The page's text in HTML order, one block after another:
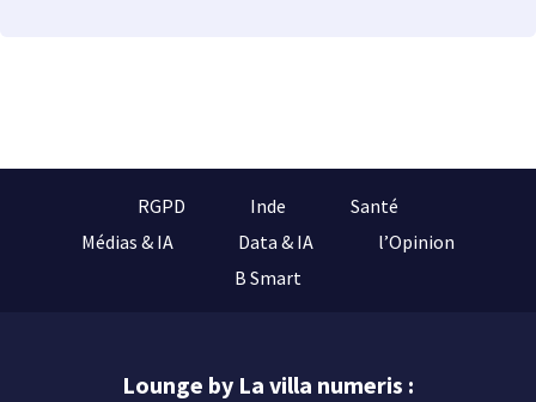
RGPD Inde
Santé
Médias & IA
Data & IA
l’Opinion
B Smart
Lounge by La villa numeris :